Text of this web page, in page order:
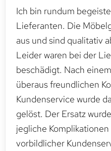
Ich bin rundum
Lieferanten. Die
aus und sind qualitativ
Leider waren bei der
beschädigt. Nach
überaus freundlichen
Kundenservice wurde
gelöst. Der Ersatz
jegliche
vorbildlicher